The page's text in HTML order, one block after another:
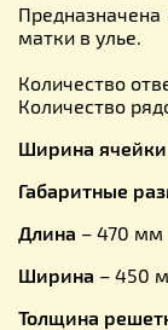
матки в улье.
Количество
Количество
Ширина
Габаритные
Длина – 470 мм
Ширина – 450
Толщина